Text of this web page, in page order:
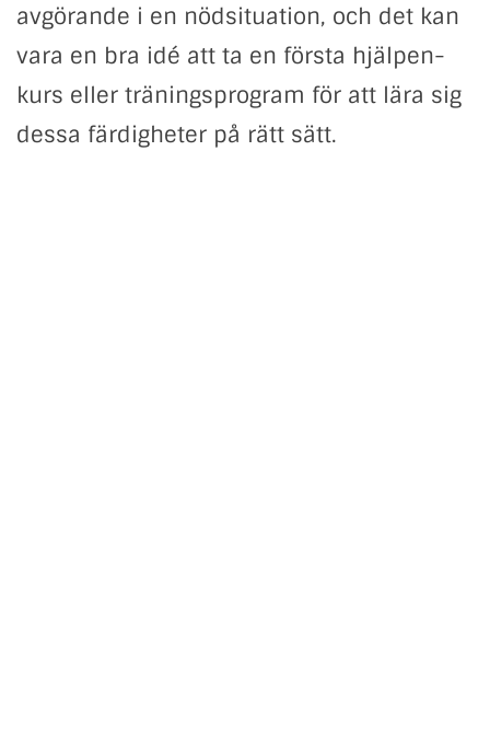
avgörande i en nödsituation, och det kan
vara en bra idé att ta en första hjälpen-
kurs eller träningsprogram för att lära sig
dessa färdigheter på rätt sätt.